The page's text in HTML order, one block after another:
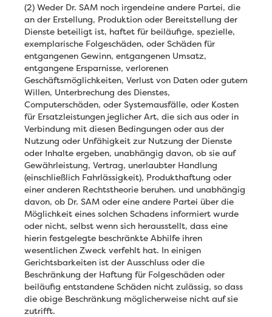
(2) Weder Dr. SAM noch irgendeine andere Partei, die
an der Erstellung, Produktion oder Bereitstellung der
Dienste beteiligt ist, haftet für beiläufige, spezielle,
exemplarische Folgeschäden, oder Schäden für
entgangenen Gewinn, entgangenen Umsatz,
entgangene Ersparnisse, verlorenen
Geschäftsmöglichkeiten, Verlust von Daten oder gutem
Willen, Unterbrechung des Dienstes,
Computerschäden, oder Systemausfälle, oder Kosten
für Ersatzleistungen jeglicher Art, die sich aus oder in
Verbindung mit diesen Bedingungen oder aus der
Nutzung oder Unfähigkeit zur Nutzung der Dienste
oder Inhalte ergeben, unabhängig davon, ob sie auf
Gewährleistung, Vertrag, unerlaubter Handlung
(einschließlich Fahrlässigkeit), Produkthaftung oder
einer anderen Rechtstheorie beruhen. und unabhängig
davon, ob Dr. SAM oder eine andere Partei über die
Möglichkeit eines solchen Schadens informiert wurde
oder nicht, selbst wenn sich herausstellt, dass eine
hierin festgelegte beschränkte Abhilfe ihren
wesentlichen Zweck verfehlt hat. In einigen
Gerichtsbarkeiten ist der Ausschluss oder die
Beschränkung der Haftung für Folgeschäden oder
beiläufig entstandene Schäden nicht zulässig, so dass
die obige Beschränkung möglicherweise nicht auf sie
zutrifft.